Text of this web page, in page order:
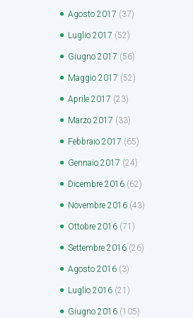
Agosto 2017 (37)
Luglio 2017 (52)
Giugno 2017 (56)
Maggio 2017 (52)
Aprile 2017 (23)
Marzo 2017 (33)
Febbraio 2017 (65)
Gennaio 2017 (24)
Dicembre 2016 (62)
Novembre 2016 (43)
Ottobre 2016 (71)
Settembre 2016 (26)
Agosto 2016 (3)
Luglio 2016 (21)
Giugno 2016 (105)